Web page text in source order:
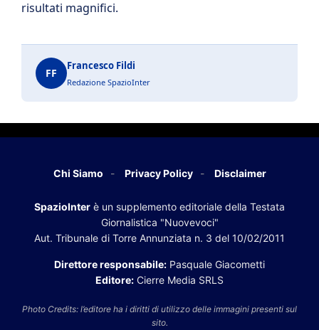
risultati magnifici.
FF
Francesco Fildi
Redazione SpazioInter
Chi Siamo Privacy Policy Disclaimer
SpazioInter è un supplemento editoriale della Testata
Giornalistica "Nuovevoci"
Aut. Tribunale di Torre Annunziata n. 3 del 10/02/2011
Direttore responsabile: Pasquale Giacometti
Editore: Cierre Media SRLS
Photo Credits: l’editore ha i diritti di utilizzo delle immagini presenti sul
sito.